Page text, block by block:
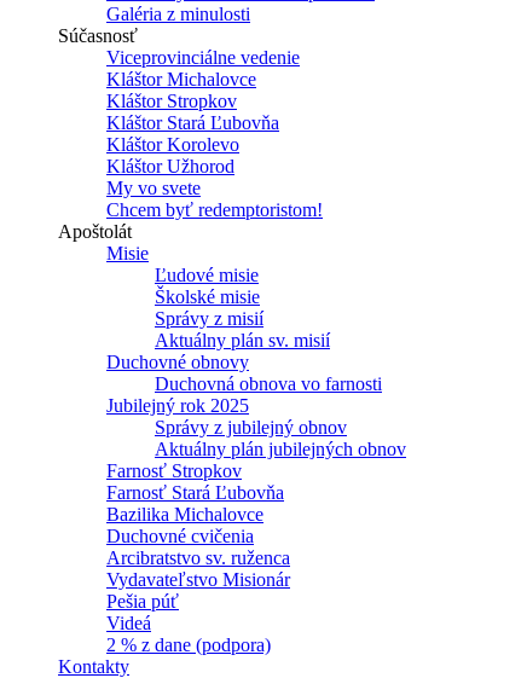
Galéria z minulosti
Súčasnosť
Viceprovinciálne vedenie
Kláštor Michalovce
Kláštor Stropkov
Kláštor Stará Ľubovňa
Kláštor Korolevo
Kláštor Užhorod
My vo svete
Chcem byť redemptoristom!
Apoštolát
Misie
Ľudové misie
Školské misie
Správy z misií
Aktuálny plán sv. misií
Duchovné obnovy
Duchovná obnova vo farnosti
Jubilejný rok 2025
Správy z jubilejný obnov
Aktuálny plán jubilejných obnov
Farnosť Stropkov
Farnosť Stará Ľubovňa
Bazilika Michalovce
Duchovné cvičenia
Arcibratstvo sv. ruženca
Vydavateľstvo Misionár
Pešia púť
Videá
2 % z dane (podpora)
Kontakty